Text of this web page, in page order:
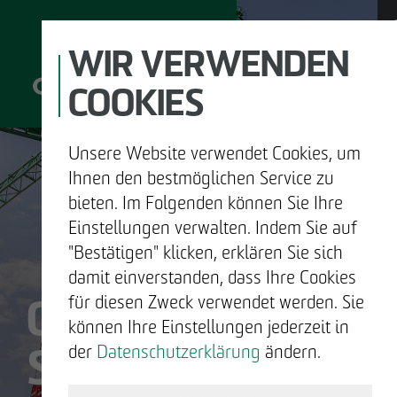
UNTERNEHMEN
ENTWICKELN
BAUEN
OTTO WULFF
SIND WIR.
WIR VERWENDEN
COOKIES
Unsere Website verwendet Cookies, um
Ihnen den bestmöglichen Service zu
bieten. Im Folgenden können Sie Ihre
Einstellungen verwalten. Indem Sie auf
"Bestätigen" klicken, erklären Sie sich
damit einverstanden, dass Ihre Cookies
für diesen Zweck verwendet werden. Sie
können Ihre Einstellungen jederzeit in
der Datenschutzerklärung ändern.